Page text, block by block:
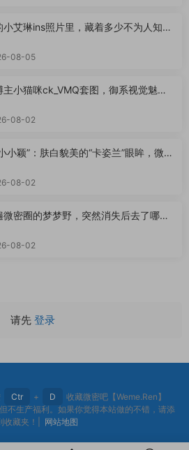
小艾琳ins照片里，藏着多少不为人知的
08-05
主小猫咪ck_VMQ套图，御系视觉魅力
08-02
小颖”：肤白貌美的“卡姿兰”眼眸，微密
08-02
微密圈的梦梦野，突然消失后去了哪
08-02
请先 登录
Ctr + D
收藏微密吧【Weme.Ren】
不生产福利。如果你觉得本站做的不错，请添
收藏夹！| 网站地图